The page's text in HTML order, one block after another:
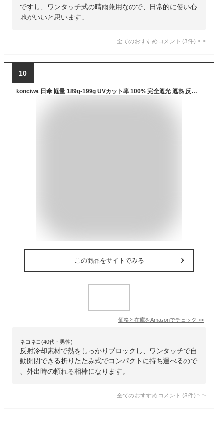
ですし、ワンタッチ式の晴雨兼用なので、日常的に使い心
地がいいと思います。
全てのおすすめコメント (3件) >
10
konciwa 日傘 軽量 189g-199g UVカット率 100% 完全遮光 遮熱 反射冷却素材採用 Ultra AIR ワンタッチ自動開閉 折りたたみ傘 コンパクト 紫外線遮断 耐風撥水 晴雨兼用 携帯便利 メンズ レディース 母の日 父の日
この商品をサイトでみる
価格と在庫をAmazonでチェック >>
ネコネコ(40代・男性)
反射冷却素材で熱をしっかりブロックし、ワンタッチで自
動開閉できる折りたたみ式でコンパクトに持ち運べるので
、外出時の頼れる相棒になります。
全てのおすすめコメント (3件) >